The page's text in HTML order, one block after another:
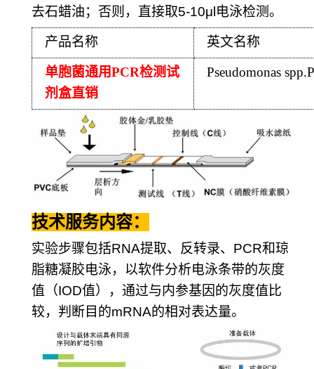
去石蜡油；否则，直接取5-10μl 电泳检测。
产品名称 英文名称
单胞菌通用PCR检测试
剂盒直销
Pseudomonas
技术服务内容：
实验步骤包括RNA提取、反转录、 PCR和琼
脂糖凝胶电泳，以软件分析电泳条带的灰度
值（IOD值），通过与内参基因的灰度值比
较，判断目的mRNA的相对表达量。